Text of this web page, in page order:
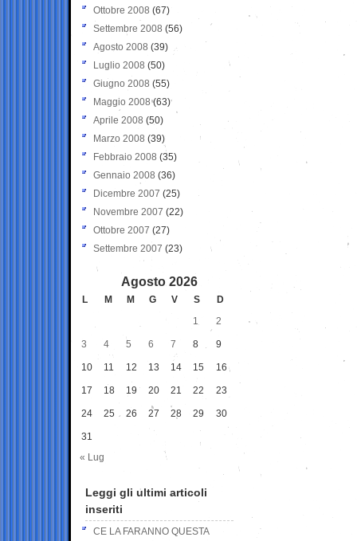
Ottobre 2008 (67)
Settembre 2008 (56)
Agosto 2008 (39)
Luglio 2008 (50)
Giugno 2008 (55)
Maggio 2008(63)
Aprile 2008 (50)
Marzo 2008 (39)
Febbraio 2008 (35)
Gennaio 2008 (36)
Dicembre 2007 (25)
Novembre 2007 (22)
Ottobre 2007 (27)
Settembre 2007 (23)
Agosto 2026
L M M G V S
D
1
2
3 4 5 6 7 8 9
10 11 12 13 14 15 16
17 18 19 20 21 22 23
24 25 26 27 28 29 30
31
« Lug
Leggi gli ultimi articoli
inseriti
CE LA FARANNO QUESTA